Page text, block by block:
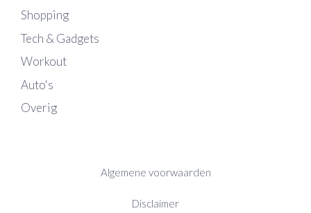
Shopping
Tech & Gadgets
Workout
Auto's
Overig
Algemene voorwaarden
Disclaimer